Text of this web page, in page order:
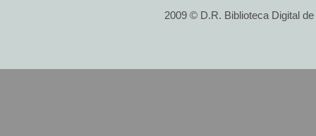
2009 © D.R. Biblioteca Digital